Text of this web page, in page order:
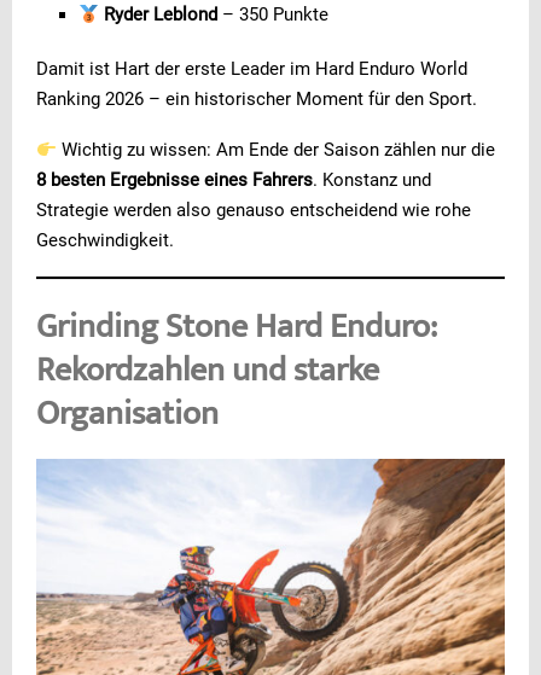
Ryder Leblond – 350 Punkte
Damit ist Hart der erste Leader im Hard Enduro World
Ranking 2026 – ein historischer Moment für den Sport.
Wichtig zu wissen: Am Ende der Saison zählen nur die
8 besten Ergebnisse eines Fahrers. Konstanz und
Strategie werden also genauso entscheidend wie rohe
Geschwindigkeit.
Grinding Stone Hard Enduro:
Rekordzahlen und starke
Organisation